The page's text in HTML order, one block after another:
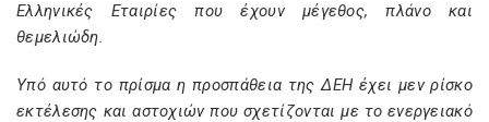
Ελληνικές Εταιρίες που έχουν μέγεθος, πλάνο και
θεμελιώδη.
Υπό αυτό το πρίσμα η προσπάθεια της ΔΕΗ έχει μεν ρίσκο
εκτέλεσης και αστοχιών που σχετίζονται με το ενεργειακό